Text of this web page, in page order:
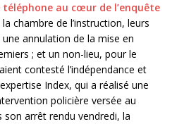
au cœur de l’enquête
chambre de l’instruction, leurs
annulation de la mise en
; et un non-lieu, pour le
contesté l’indépendance et
Index, qui a réalisé une
policière versée au
son arrêt rendu vendredi, la